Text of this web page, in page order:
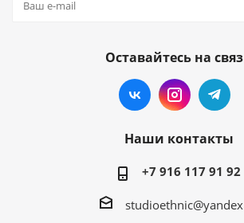
Оставайтесь на
Наши контакты
+7 916 117 91 92